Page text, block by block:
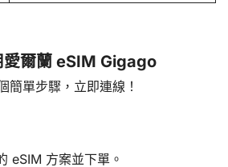
愛爾蘭 eSIM Gigago
簡單步驟，立即連線！
eSIM 方案並下單。